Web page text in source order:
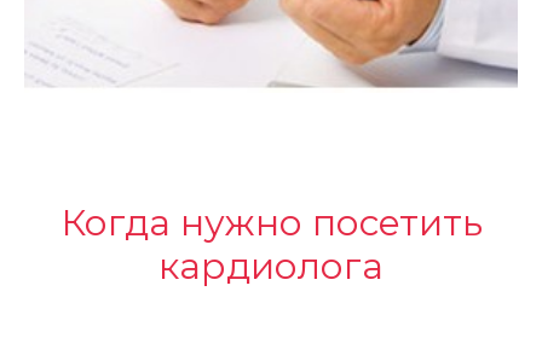
Когда нужно посетить
кардиолога